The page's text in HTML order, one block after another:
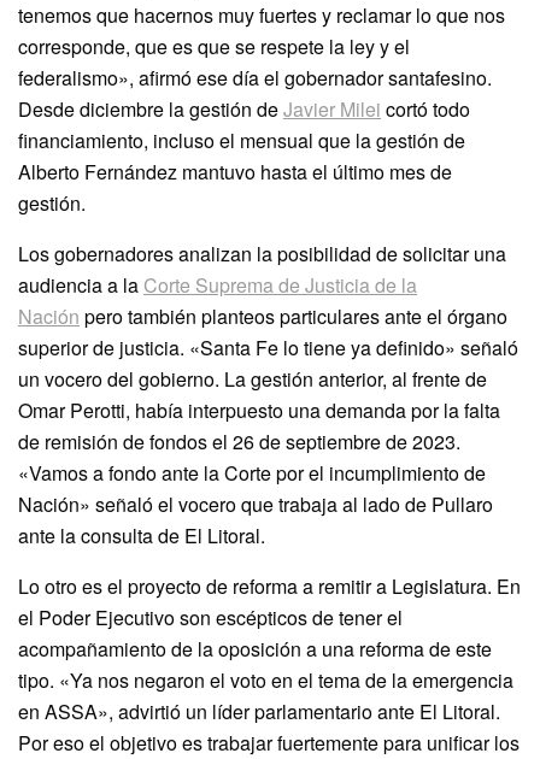
tenemos que hacernos muy fuertes y reclamar lo que nos
corresponde, que es que se respete la ley y el
federalismo», afirmó ese día el gobernador santafesino.
Desde diciembre la gestión deJavier Milei cortó todo
financiamiento, incluso el mensual que la gestión de
Alberto Fernández mantuvo hasta el último mes de
gestión.
Los gobernadores analizan la posibilidad de solicitar una
audiencia a la Corte Suprema de Justicia de la
Nación pero también planteos particulares ante el órgano
superior de justicia. «Santa Fe lo tiene ya definido» señaló
un vocero del gobierno. La gestión anterior, al frente de
Omar Perotti, había interpuesto una demanda por la falta
de remisión de fondos el 26 de septiembre de 2023.
«Vamos a fondo ante la Corte por el incumplimiento de
Nación» señaló el vocero que trabaja al lado de Pullaro
ante la consulta de El Litoral.
Lo otro es el proyecto de reforma a remitir a Legislatura. En
el Poder Ejecutivo son escépticos de tener el
acompañamiento de la oposición a una reforma de este
tipo. «Ya nos negaron el voto en el tema de la emergencia
en ASSA», advirtió un líder parlamentario ante El Litoral.
Por eso el objetivo es trabajar fuertemente para unificar los